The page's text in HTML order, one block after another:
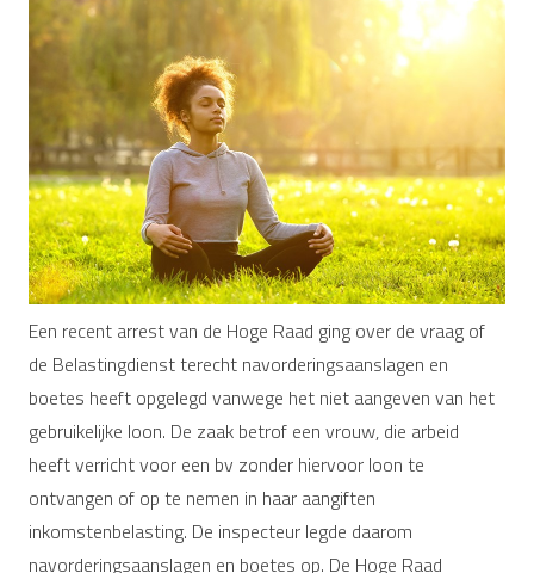
Een recent arrest van de Hoge Raad ging over de vraag of
de Belastingdienst terecht navorderingsaanslagen en
boetes heeft opgelegd vanwege het niet aangeven van het
gebruikelijke loon. De zaak betrof een vrouw, die arbeid
heeft verricht voor een bv zonder hiervoor loon te
ontvangen of op te nemen in haar aangiften
inkomstenbelasting. De inspecteur legde daarom
navorderingsaanslagen en boetes op. De Hoge Raad